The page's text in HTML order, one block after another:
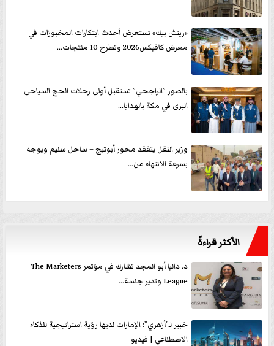
«ريتش بيك» تستعرض أحدث ابتكارات المخبوزات في
معرض كافيكس2026 وتطرح 10 منتجات...
بالصور ”الراجحي” تستقبل أولى رحلات الحج السياحى
البرى في مكة بالهدايا...
وزير النقل يتفقد محور أبوتيج – ساحل سليم ويوجه
بسرعة الانتهاء من...
الأكثر قراءةً
د. داليا أبو المجد تشارك في مؤتمر The Marketers
League وتدير جلسة...
خبير لـ”أزهري”: الإمارات لديها رؤية استراتيجية للذكاء
الاصطناعي | فيديو